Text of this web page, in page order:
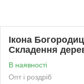
Ікона
Складення
В наявності
Опт і роздріб